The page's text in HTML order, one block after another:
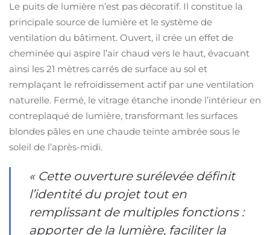
Le puits de lumière n’est pas décoratif. Il constitue la
principale source de lumière et le système de
ventilation du bâtiment. Ouvert, il crée un effet de
cheminée qui aspire l’air chaud vers le haut, évacuant
ainsi les 21 mètres carrés de surface au sol et
remplaçant le refroidissement actif par une ventilation
naturelle. Fermé, le vitrage étanche inonde l’intérieur en
contreplaqué de lumière, transformant les surfaces
blondes pâles en une chaude teinte ambrée sous le
soleil de l’après-midi.
« Cette ouverture surélevée définit
l’identité du projet tout en
remplissant de multiples fonctions :
apporter de la lumière, faciliter la